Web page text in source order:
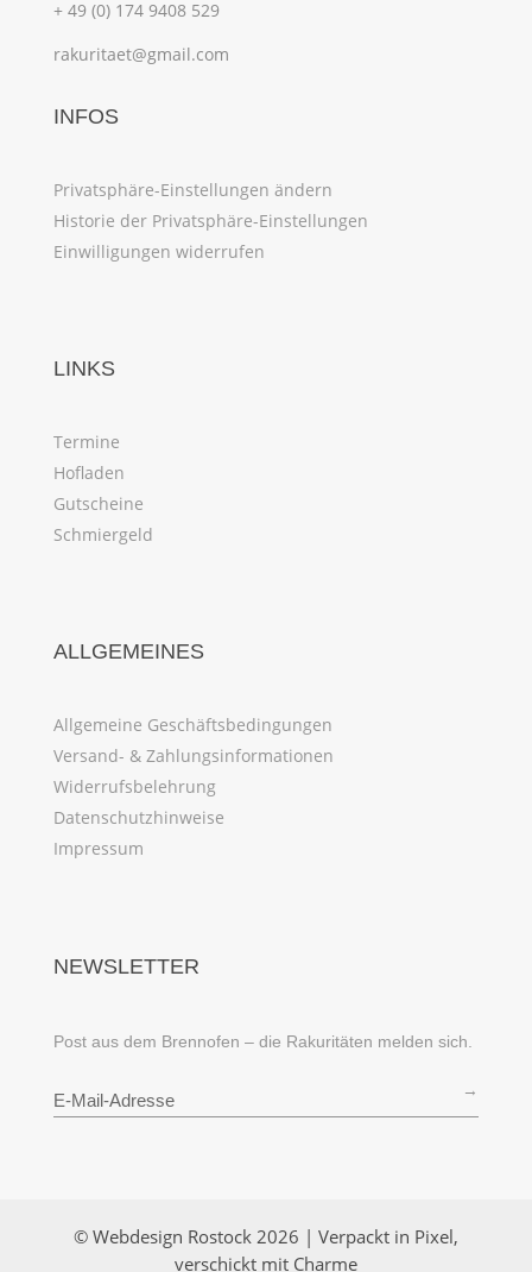
+ 49 (0) 174 9408 529
rakuritaet@gmail.com
INFOS
Privatsphäre-Einstellungen ändern
Historie der Privatsphäre-Einstellungen
Einwilligungen widerrufen
LINKS
Termine
Hofladen
Gutscheine
Schmiergeld
ALLGEMEINES
Allgemeine Geschäftsbedingungen
Versand- & Zahlungsinformationen
Widerrufsbelehrung
Datenschutzhinweise
Impressum
NEWSLETTER
Post aus dem Brennofen – die Rakuritäten melden sich.
→
© Webdesign Rostock 2026 | Verpackt in Pixel,
verschickt mit Charme